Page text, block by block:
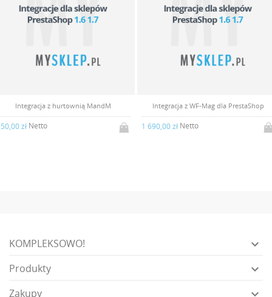
Integracja z hurtownią MandM
złNetto
Integracja z WF-Mag dla PrestaShop
1 690,00 złNetto
KOMPLEKSOWO! 
Produkty 
Zakupy